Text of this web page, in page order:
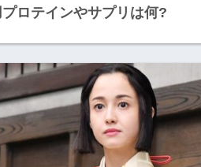
プロテインやサプリは何?